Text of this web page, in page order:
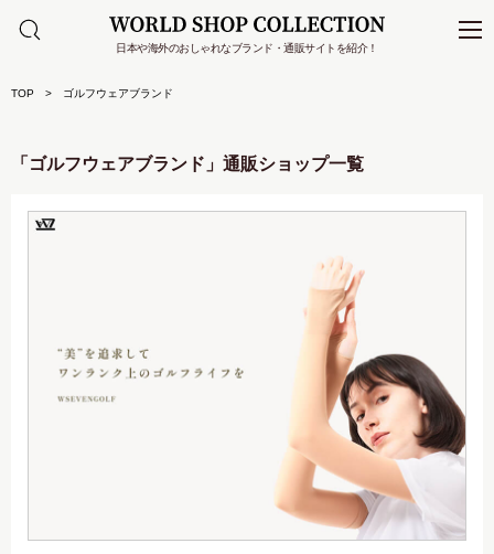
日本や海外のおしゃれなブランド・通販サイトを紹介！
TOP ゴルフウェアブランド
「ゴルフウェアブランド」通販ショップ一覧